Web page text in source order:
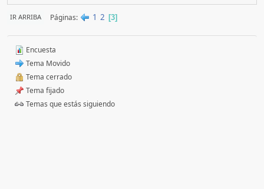
IR ARRIBA Páginas 1 2 3
Encuesta
Tema Movido
Tema cerrado
Tema fijado
Temas que estás siguiendo